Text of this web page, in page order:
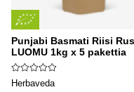
Punjabi Basmati Riisi
LUOMU 1kg x 5 pakettia
Herbaveda